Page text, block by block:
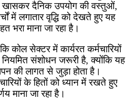
खासकर दैनिक उपयोग की वस्तुओं,
लगातार वृद्धि को देखते हुए यह
भरा माना जा रहा है।
कि कोल सेक्टर में कार्यरत कर्मचारियों
संशोधन जरूरी है, क्योंकि यह
की लागत से जुड़ा होता है।
के हितों को ध्यान में रखते हुए
माना जा रहा है।